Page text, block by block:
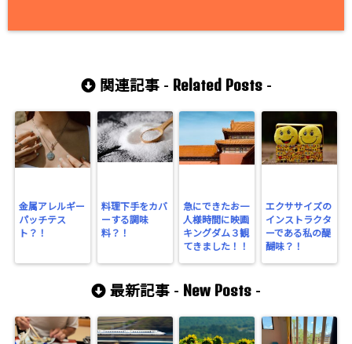
関連記事 - Related Posts-
金属アレルギー
パッチテス
ト？！
料理下手をカバ
ーする調味
料？！
急にできたお一
人様時間に映画
キングダム３観
てきました！！
エクササイズの
インストラクタ
ーである私の醍
醐味？！
最新記事 - New Posts -